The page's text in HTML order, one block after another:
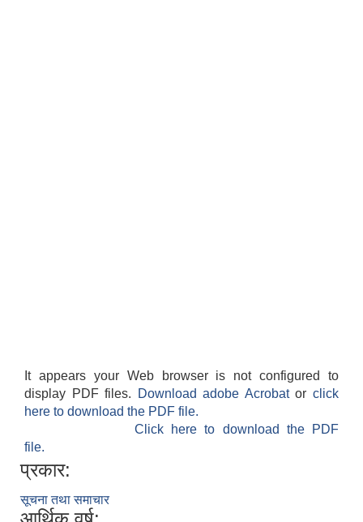
It appears your Web browser is not configured to
display PDF files.
Download adobe Acrobatorclick
here to download the PDF file.
Click here to download the PDF
file.
प्रकार:
सूचना तथा समाचार